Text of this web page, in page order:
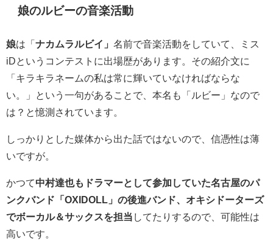
娘のルビーの音楽活動
娘は「 ナカムラルビイ」 名前で音楽活動をしていて、ミス
iDというコンテストに出場歴があります。その紹介文に
「 キラキラネームの私は常に輝いていなければならな
い。」という一句があることで、本名も「ルビー」なので
は？と憶測されています。
しっかりとした媒体から出た話ではないので、信憑性は薄
いですが。
かつて中村達也もドラマーとして参加していた名古屋のパ
ンクバンド「OXIDOLL」の後進バンド、オキシドーターズ
でボーカル＆サックスを担当 してたりするので、可能性は
高いです。